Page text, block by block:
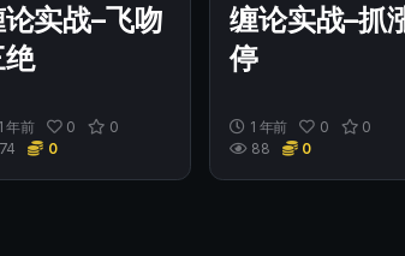
实战–飞吻
1 年前 0
0
74
0
缠论实战–抓
停
1 年前 0
0
88
0